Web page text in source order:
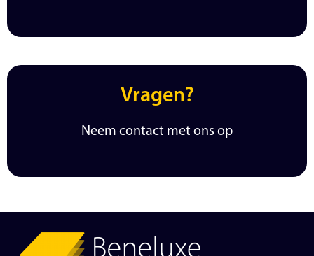
Vragen?
Neem contact met ons op